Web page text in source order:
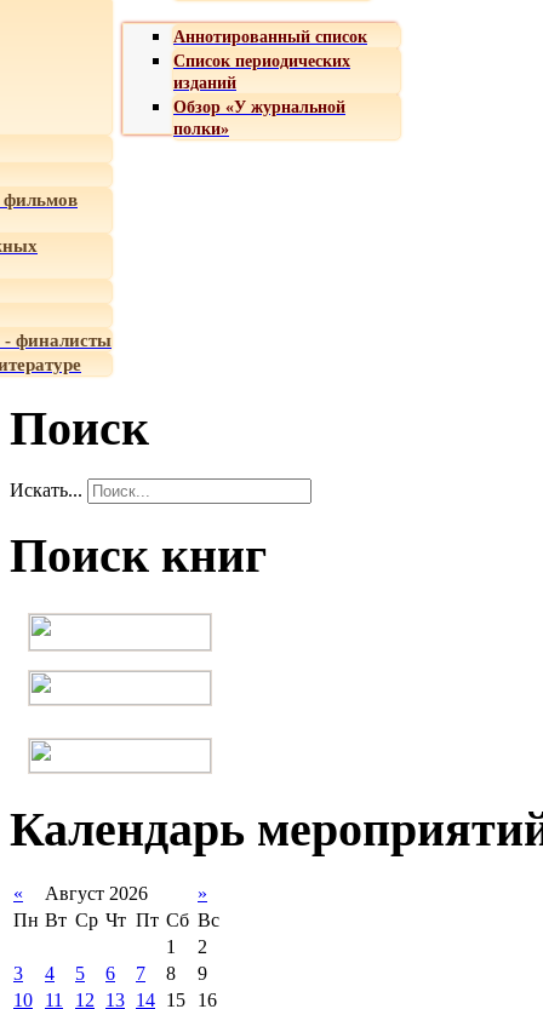
Аннотированный список
Список периодических
изданий
Обзор «У журнальной
полки»
- финалисты
Поиск
Искать...
Поиск книг
Календарь
« Август 2026
»
Пн Вт Ср Чт Пт Сб Вс
1
2
3
4 5 6 7 8
9
10
11 12 13 14 15 16